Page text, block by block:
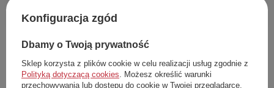
W PROMOCJI
kwiaty marszczona r. XS
Zara
Cena katalogowa:129,00 zł
65,00 zł
trapezowa brązowa r. XS
Zara
Cena katalogowa:139,00 zł
74,00 zł
Konfiguracja zgód
Dbamy o Twoją prywatność
Sklep korzysta z plików cookie w celu realizacji usług zgodnie z
Polityką dotyczącą cookies. Możesz określić warunki
przechowywania lub dostępu do cookie w Twojej przeglądarce.